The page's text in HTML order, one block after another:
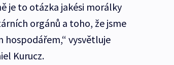
je to otázka jakési morálky
orgánů a toho, že jsme
vysvětluje
Kurucz.